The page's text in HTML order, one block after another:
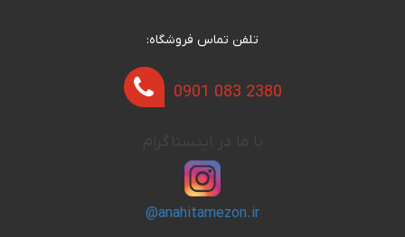
تلفن تماس فروشگاه:
0901 083 2380
@anahitamezon.ir